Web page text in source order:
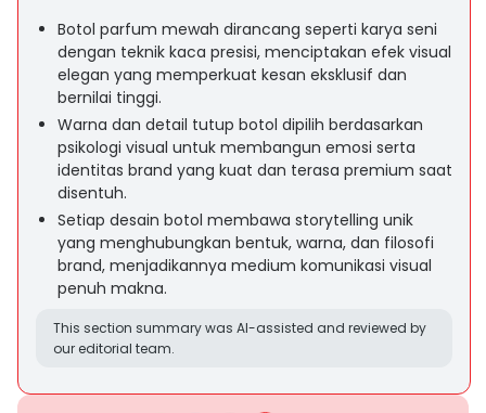
Botol parfum mewah dirancang seperti karya seni
dengan teknik kaca presisi, menciptakan efek visual
elegan yang memperkuat kesan eksklusif dan
bernilai tinggi.
Warna dan detail tutup botol dipilih berdasarkan
psikologi visual untuk membangun emosi serta
identitas brand yang kuat dan terasa premium saat
disentuh.
Setiap desain botol membawa storytelling unik
yang menghubungkan bentuk, warna, dan filosofi
brand, menjadikannya medium komunikasi visual
penuh makna.
This section summary was AI-assisted and reviewed by
our editorial team.